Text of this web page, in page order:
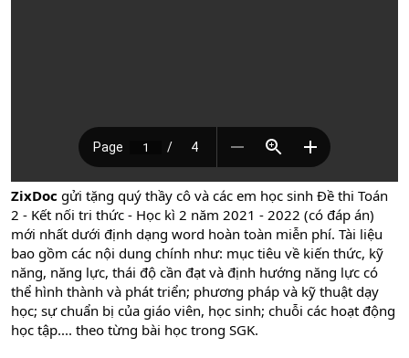
ZixDoc gửi tặng quý thầy cô và các em học sinh Đề thi Toán
2 - Kết nối tri thức - Học kì 2 năm 2021 - 2022 (có đáp án)
mới nhất dưới định dạng word hoàn toàn miễn phí. Tài liệu
bao gồm các nội dung chính như: mục tiêu về kiến thức, kỹ
năng, năng lực, thái độ cần đạt và định hướng năng lực có
thể hình thành và phát triển; phương pháp và kỹ thuật dạy
học; sự chuẩn bị của giáo viên, học sinh; chuỗi các hoạt động
học tập.... theo từng bài học trong SGK.